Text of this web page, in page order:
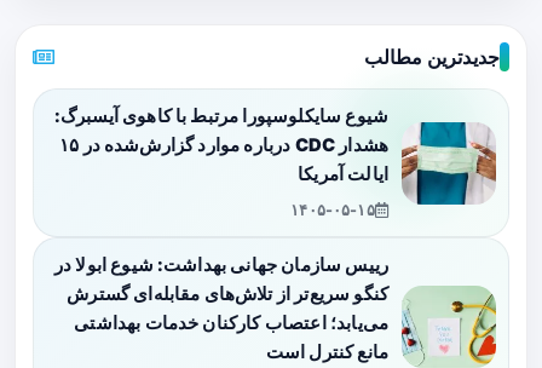
جدیدترین مطالب
شیوع سایکلوسپورا مرتبط با کاهوی آیسبرگ:
هشدار CDC درباره موارد گزارش‌شده در ۱۵
ایالت آمریکا
۱۴۰۵-۰۵-۱۵
رییس سازمان جهانی بهداشت: شیوع ابولا در
کنگو سریع‌تر از تلاش‌های مقابله‌ای گسترش
می‌یابد؛ اعتصاب کارکنان خدمات بهداشتی
مانع کنترل است